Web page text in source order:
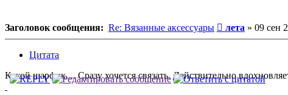
Заголовок сообщения: Re: Вязанные аксессуары Сообщение
лета » 09 сен
Цитата
Какой шарфик.... Сразу хочется связать. Действительно